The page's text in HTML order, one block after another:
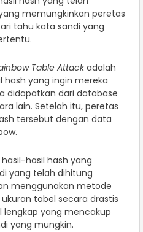
memungkinkan peretas
tahu kata sandi yang
Table Attackadalah
yang ingin mereka
didapatkan dari database
lain. Setelah itu, peretas
tersebut dengan data
hasil hash yang
yang telah dihitung
menggunakan metode
tabel secara drastis
yang mencakup
yang mungkin.